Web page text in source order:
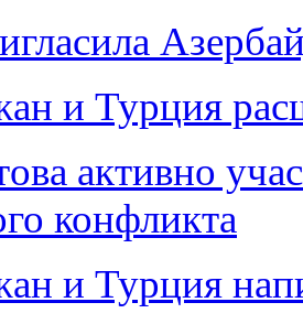
и Турция
активно
конфликта
и Турция